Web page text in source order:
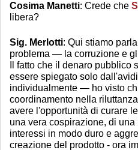
Cosima Manetti: Crede che
libera?
Sig. Merlotti: Qui stiamo
problema — la corruzione e
Il fatto che il denaro pubblico
essere spiegato solo
individualmente — ho visto
coordinamento nella
avere l'opportunità di curare
una vera cospirazione, di
interessi in modo duro e
creazione del prodotto - ora